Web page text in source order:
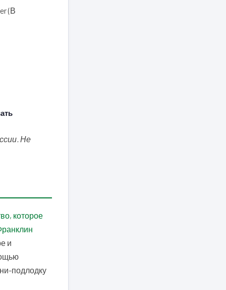
(В
Не
которое
и
подлодку